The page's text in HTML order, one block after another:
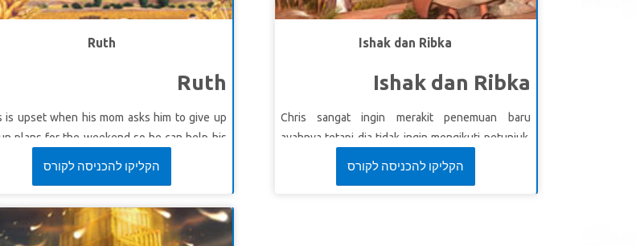
Ishak dan Ribka
Ishak dan Ribka
Chris sangat ingin merakit penemuan baru
ayahnya tetapi dia tidak ingin mengikuti petunjuk.
Saat itulah keadaan menjadi sangat kacau!
הקליקו להכניסה לקורס
Ruth
Ruth
is upset when his mom asks him to give up
plans for the weekend so he can help his
old aunt. Who would ever want to do such
Ruth who gives up her family and her
to serve her mother-in-law, Naomi. The
הקליקו להכניסה לקורס